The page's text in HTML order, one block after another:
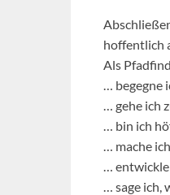
hoffentlich
Als
…
… gehe
… bin ich
… mache
…
… sage